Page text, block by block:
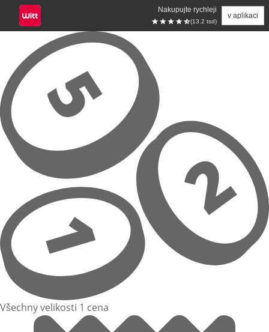
Nakupujte rychleji
(13.2 tsd)
v aplikaci
Přeskočit na hlavní obsah
Všechny velikosti 1 cena